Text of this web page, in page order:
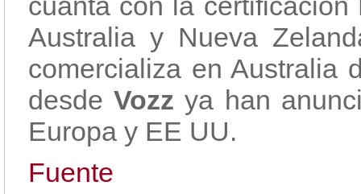
Australia y Nueva
comercializa en Australia
desdeVozzya han
Europa y EE UU.
Fuente